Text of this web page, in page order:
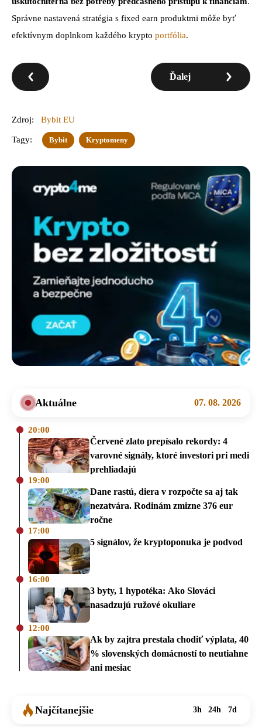
Správne nastavená stratégia s fixed earn produktmi môže byť
efektívnym doplnkom každého krypto portfólia.
Ďalej
Zdroj: Bybit EU
Tagy: Bybit Kryptomeny
Aktuálne 07. 08. 2026
20:00
Červené zlato prepísalo rekordy: 4
varovné signály, ktoré investori pri medi
prehliadajú
19:00
Dane rastú, diera v rozpočte sa aj tak
nezatvára. Rodinám zmizne 376 eur
ročne
17:00
5 signálov, že kryptoponuka je podvod
16:00
3 byty, 1 hypotéka: Ako Slováci
nasadzujú ružové okuliare
12:00
Ak by zajtra prestala chodiť výplata, 40
% slovenských domácností to neutiahne
ani mesiac
Najčítanejšie 3h 24h 7d